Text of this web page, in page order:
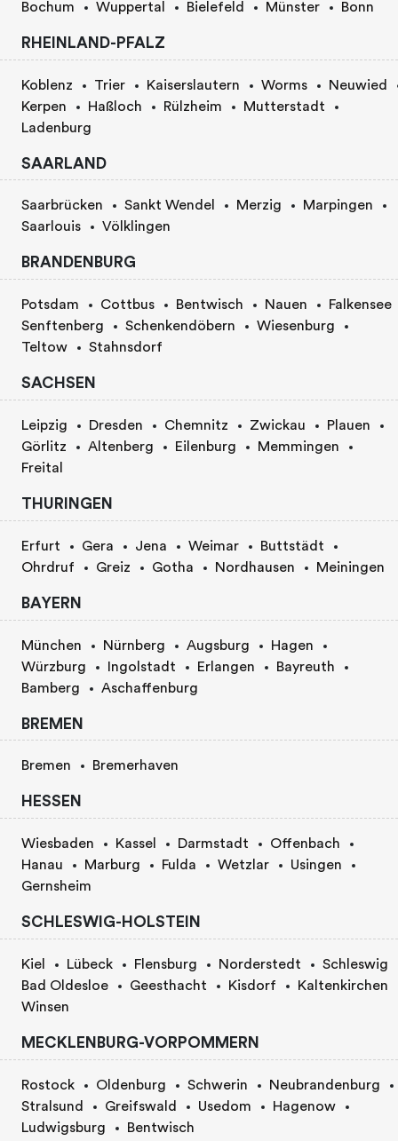
Bochum
Wuppertal Bielefeld Münster Bonn
RHEINLAND-PFALZ
Koblenz Trier Kaiserslautern Worms
Neuwied
Kerpen
Haßloch Rülzheim
Mutterstadt
Ladenburg
SAARLAND
Saarbrücken Sankt Wendel Merzig
Marpingen
Saarlouis
Völklingen
BRANDENBURG
Potsdam Cottbus Bentwisch Nauen
Falkensee
Senftenberg
Schenkendöbern
Wiesenburg
Teltow
Stahnsdorf
SACHSEN
Leipzig Dresden Chemnitz Zwickau
Plauen
Görlitz
Altenberg Eilenburg
Memmingen
Freital
THURINGEN
Erfurt Gera Jena Weimar
Buttstädt
Ohrdruf
Greiz Gotha Nordhausen Meiningen
BAYERN
München Nürnberg Augsburg
Hagen
Würzburg
Ingolstadt Erlangen
Bayreuth
Bamberg
Aschaffenburg
BREMEN
Bremen Bremerhaven
HESSEN
Wiesbaden Kassel Darmstadt
Offenbach
Hanau
Marburg Fulda Wetzlar
Usingen
Gernsheim
SCHLESWIG-HOLSTEIN
Kiel Lübeck Flensburg Norderstedt
Schleswig
Bad Oldesloe
Geesthacht Kisdorf
Kaltenkirchen
Winsen
MECKLENBURG-VORPOMMERN
Rostock Oldenburg Schwerin
Neubrandenburg
Stralsund
Greifswald Usedom
Hagenow
Ludwigsburg
Bentwisch